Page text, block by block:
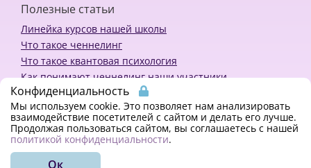
Полезные статьи
Линейка курсов нашей школы
Что такое ченнелинг
Что такое квантовая психология
Как понимают ченнелинг наши участники
Политика конфиденциальности
Закажи ченнелинг
Конфиденциальность
Мы используем cookie. Это позволяет нам анализировать
взаимодействие посетителей с сайтом и делать его лучше.
Продолжая пользоваться сайтом, вы соглашаетесь с нашей
политикой конфиденциальности.
Ок